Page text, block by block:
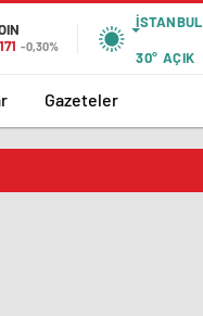
-0,30%
İSTANBUL
30° AÇIK
Gazeteler